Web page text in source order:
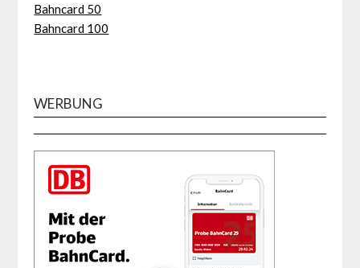
Bahncard 50
Bahncard 100
WERBUNG